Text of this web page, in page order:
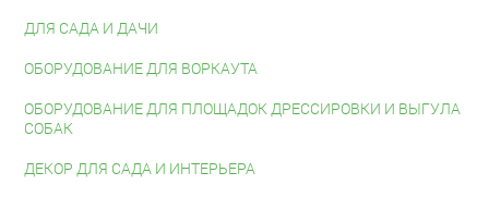
ДЛЯ САДА И ДАЧИ
ОБОРУДОВАНИЕ ДЛЯ ВОРКАУТА
ОБОРУДОВАНИЕ ДЛЯ ПЛОЩАДОК ДРЕССИРОВКИ И ВЫГУЛА
СОБАК
ДЕКОР ДЛЯ САДА И ИНТЕРЬЕРА